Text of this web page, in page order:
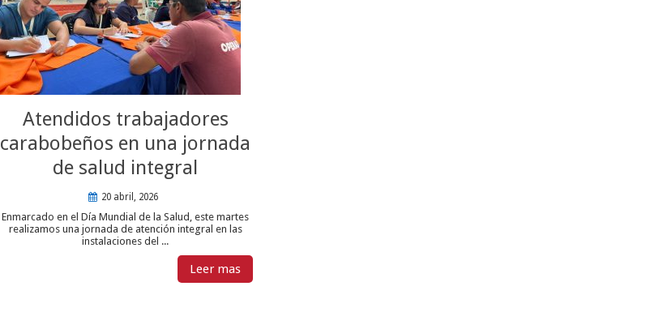
Atendidos trabajadores
carabobeños en una jornada
de salud integral
20 abril, 2026
Enmarcado en el Día Mundial de la Salud, este martes
realizamos una jornada de atención integral en las
instalaciones del ...
Leer mas